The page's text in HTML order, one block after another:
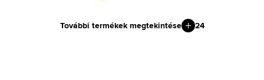
További termékek megtekintése 24